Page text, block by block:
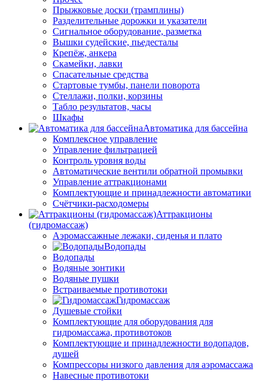
Прыжковые доски (трамплины)
Разделительные дорожки и указатели
Cигнальное оборудование, разметка
Вышки судейские, пьедесталы
Крепёж, анкера
Скамейки, лавки
Спасательные средства
Стартовые тумбы, панели поворота
Стеллажи, полки, корзины
Табло результатов, часы
Шкафы
Автоматика для бассейна
Комплексное управление
Управление фильтрацией
Контроль уровня воды
Автоматические вентили обратной промывки
Управление аттракционами
Комплектующие и принадлежности автоматики
Счётчики-расходомеры
Аттракционы
(гидромассаж)
Аэромассажные лежаки, сиденья и плато
Водопады
Водопады
Водяные зонтики
Водяные пушки
Встраиваемые противотоки
Гидромассаж
Душевые стойки
Комплектующие для оборудования для
гидромассажа, противотоков
Комплектующие и принадлежности водопадов,
душей
Компрессоры низкого давления для аэромассажа
Навесные противотоки